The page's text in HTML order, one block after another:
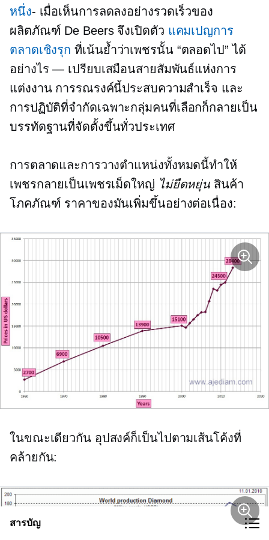
หนึ่ง- เมื่อเห็นการลดลงอย่างรวดเร็วของ
ผลิตภัณฑ์ De Beers จึงเปิดตัว แคมเปญการ
ตลาดเชิงรุก ที่เน้นย้ำว่าเพชรนั้น “ตลอดไป” ได้
อย่างไร — เปรียบเสมือนสายสัมพันธ์แห่งการ
แต่งงาน การรณรงค์นี้ประสบความสำเร็จ และ
การปฏิบัติที่จำกัดเฉพาะกลุ่มคนที่เลือกก็กลายเป็น
บรรทัดฐานที่จัดตั้งขึ้นทั่วประเทศ
การตลาดและการวางตำแหน่งทั้งหมดนี้ทำให้
เพชรกลายเป็นเพชรเม็ดใหญ่ ไม่ยืดหยุ่น สินค้า
โภคภัณฑ์ ราคาของมันเพิ่มขึ้นอย่างต่อเนื่อง:
ในขณะเดียวกัน อุปสงค์ก็เป็นไปตามเส้นโค้งที่
คล้ายกัน:
สารบัญ